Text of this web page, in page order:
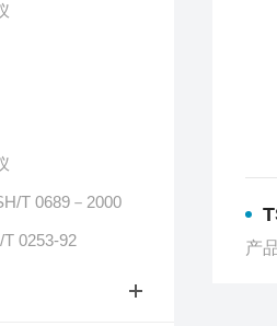
T 0689－2000
0253-92 产